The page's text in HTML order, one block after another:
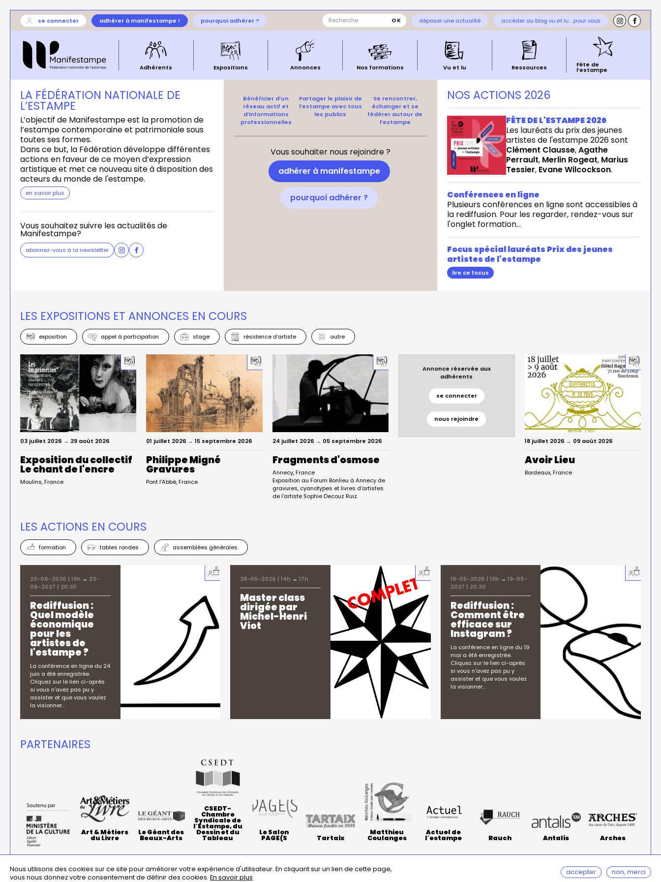
Aller
principal
User
account
menu
se connecter adhérer à manifestampe ! pourquoi adhérer ? déposer une actualité accéder au blog vu et lu… pour vous
—
menu
principal
Adhérents Expositions Annonces Nos formations Vu et lu Ressources Fête de
l’estampe
LA FÉDÉRATION NATIONALE DE
L’ESTAMPE
L’objectif de Manifestampe est la promotion de
l’estampe contemporaine et patrimoniale sous
toutes ses formes.
Dans ce but, la Fédération développe différentes
actions en faveur de ce moyen d’expression
artistique et met ce nouveau site à disposition des
acteurs du monde de l'estampe.
en savoir plus
Vous souhaitez suivre les actualités de
Manifestampe?
abonnez-vous à la newsletter
Bénéficier d’un
réseau actif et
d’informations
professionnelles
Partager le plaisir de
l’estampe avec tous
les publics
Se rencontrer,
échanger et se
fédérer autour de
l’estampe
Vous souhaiter nous rejoindre ?
adhérer à manifestampe
pourquoi adhérer ?
NOS ACTIONS 2026
FÊTE DE L'ESTAMPE 2026
Les lauréats du prix des jeunes
artistes de l'estampe 2026 sont
Clément Clausse,Agathe
Perrault, Merlin Rogeat, Marius
Tessier, Evane Wilcockson.
Conférences en ligne
Plusieurs conférences en ligne sont accessibles à
la rediffusion. Pour les regarder, rendez-vous sur
l'onglet formation...
Focus spécial lauréats Prix des jeunes
artistes de l'estampe
lire ce focus
LES EXPOSITIONS ET ANNONCES EN COURS
exposition appel à participation stage résidence d’artiste autre
03 juillet 2026 → 29 août 2026
Exposition du collectif
Le chant de l'encre
Moulins France
01 juillet 2026 →15 septembre 2026
Philippe Migné
Gravures
Pont l'Abbé France
24 juillet 2026 → 05 septembre 2026
Fragments d'osmose
Annecy France
Exposition au Forum Bonlieu à Annecy de
gravures, cyanotypes et livres d'artistes
de l'artiste Sophie Decouz Ruiz.
Annonce réservée aux
adhérents
se connecter
nous rejoindre
18 juillet 2026 → 09 août 2026
Avoir Lieu
Bordeaux France
LES ACTIONS EN COURS
formation tables rondes assemblées générales
23-06-2026 | 19h → 23-
06-2027 | 20:30
Rediffusion :
Quel modèle
économique
pour les
artistes de
l'estampe ?
La conférence en ligne du 24
juin a été enregistrée.
Cliquez sur le lien ci-après
si vous n'avez pas pu y
assister et que vous voulez
la visionner…
28-05-2026 | 14h →17h
Master class
dirigée par
Michel-Henri
Viot
19-05-2026 | 19h → 19-05-
2027 | 20:30
Rediffusion :
Comment être
efficace sur
Instagram ?
La conférence en ligne du 19
mai a été enregistrée.
Cliquez sur le lien ci-après
si vous n'avez pas pu y
assister et que vous voulez
la visionner…
PARTENAIRES
Art & Métiers
du Livre
Le Géant des
Beaux-Arts
CSEDT-
Chambre
Syndicale de
l'Estampe, du
Dessin et du
Tableau
Le Salon
PAGE(S Tartaix
Matthieu
Coulanges
Actuel de
l'estampe Rauch Antalis Arches
Menu
missions statuts règlement intérieur assemblées générales contact questions fréquentes mentions légales
Nous utilisons des cookies sur ce site pour améliorer votre expérience d'utilisateur. En cliquant sur un lien de cette page,
vous nous donnez votre consentement de définir des cookies. En savoir plus
accepter non, merci